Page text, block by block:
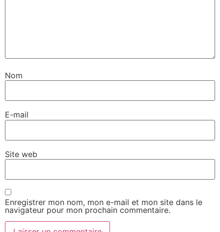
Nom
E-mail
Site web
Enregistrer mon nom, mon e-mail et mon site dans le
navigateur pour mon prochain commentaire.